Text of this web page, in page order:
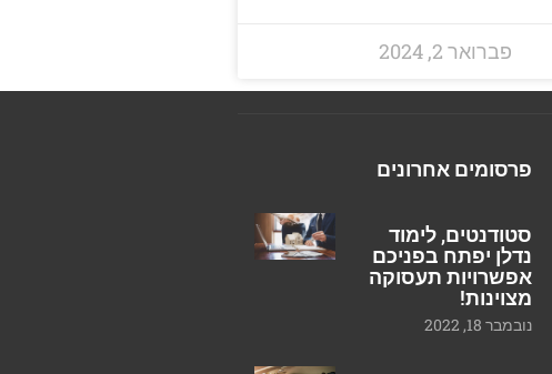
פברואר 2, 2024
פרסומים אחרונים
סטודנטים, לימוד
נדלן יפתח בפניכם
אפשרויות תעסוקה
מצוינות!
נובמבר 18, 2022